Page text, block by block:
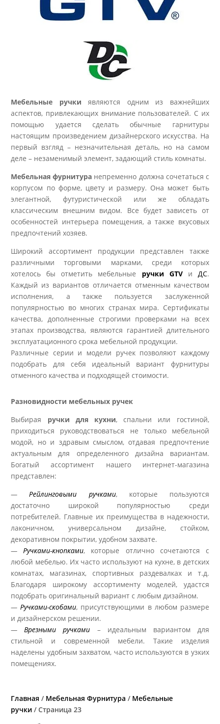
Мебельные ручки являются одним из важнейших
аспектов, привлекающих внимание пользователей. С их
помощью удается сделать обычные гарнитуры
настоящим произведением дизайнерского искусства. На
первый взгляд – незначительная деталь, но на самом
деле – незаменимый элемент, задающий стиль комнаты.
Мебельная фурнитура непременно должна сочетаться с
корпусом по форме, цвету и размеру. Она может быть
элегантной, футуристической или же обладать
классическим внешним видом. Все будет зависеть от
особенностей интерьера помещения, а также вкусовых
предпочтений хозяев.
Широкий ассортимент продукции представлен также
различными торговыми марками, среди которых
хотелось бы отметить мебельные ручки GTV и ДС.
Каждый из вариантов отличается отменным качеством
исполнения, а также пользуется заслуженной
популярностью во многих странах мира. Сертификаты
качества, дополненные строгими проверками на всех
этапах производства, являются гарантией длительного
эксплуатационного срока мебельной продукции.
Различные серии и модели ручек позволяют каждому
подобрать для себя идеальный вариант фурнитуры
отменного качества и подходящей стоимости.
Разновидности мебельных ручек
Выбирая ручки для кухни, спальни или гостиной,
приходиться руководствоваться не только мебельной
модой, но и здравым смыслом, отдавая предпочтение
актуальным для определенного дизайна вариантам.
Богатый ассортимент нашего интернет-магазина
представлен:
—Рейлинговыми ручками, которые пользуются
достаточно широкой популярностью среди
потребителей. Главные их преимущества в надежности,
лаконичном, универсальном дизайне, стойком,
декоративном покрытии, удобном захвате.
—Ручками-кнопками, которые отлично сочетаются с
любой мебелью. Их часто используют на кухне, в детских
комнатах, магазинах, спортивных раздевалках и т.д.
Благодаря широкому ассортименту моделей, удастся
подобрать оригинальный вариант с любым дизайном.
—Ручками-скобами, присутствующими в любом размере
и дизайнерском решении.
—Врезными ручками – идеальным вариантом для
стильной и современной мебели. Такие изделия
наделены удобным захватом, часто используются в узких
помещениях.
Главная / Мебельная Фурнитура / Мебельные
ручки / Страница 23